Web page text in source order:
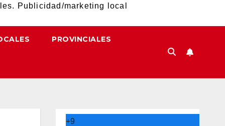
Publicidad/marketing local
PROVINCIALES
+9